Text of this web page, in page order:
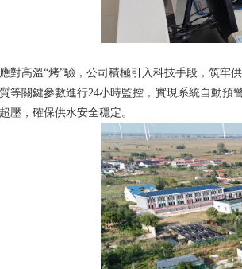
高溫“烤”驗，公司積極引入科技手段，筑牢供
等關鍵參數進行24小時監控，實現系統自動
壓，確保供水安全穩定。